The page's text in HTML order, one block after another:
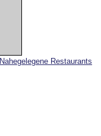
Nahegelegene Restaurants